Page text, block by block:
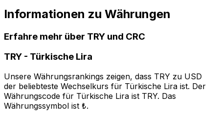
Informationen zu Währungen
Erfahre mehr über TRY und CRC
TRY - Türkische Lira
Unsere Währungsrankings zeigen, dass TRY zu USD
der beliebteste Wechselkurs für Türkische Lira ist. Der
Währungscode für Türkische Lira ist TRY. Das
Währungssymbol ist ₺.